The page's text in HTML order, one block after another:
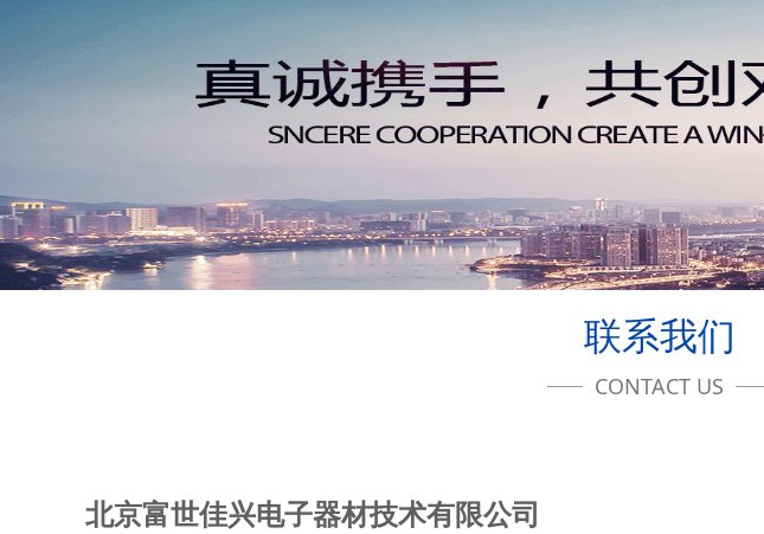
联系我们
CONTACT US
北京富世佳兴电子器材技术有限公司